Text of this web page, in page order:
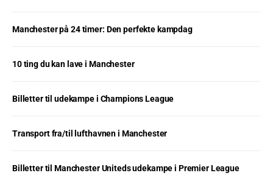
Manchester på 24 timer: Den perfekte kampdag
10 ting du kan lave i Manchester
Billetter til udekampe i Champions League
Transport fra/til lufthavnen i Manchester
Billetter til Manchester Uniteds udekampe i Premier League